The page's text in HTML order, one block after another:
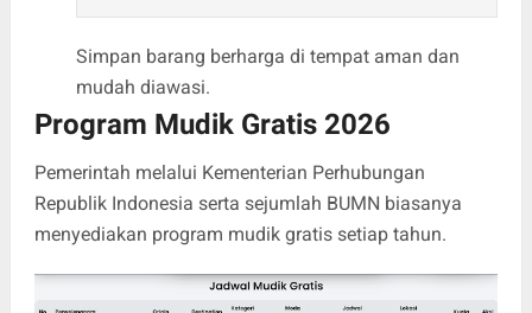
Simpan barang berharga di tempat aman dan
mudah diawasi.
Program Mudik Gratis 2026
Pemerintah melalui Kementerian Perhubungan
Republik Indonesia serta sejumlah BUMN biasanya
menyediakan program mudik gratis setiap tahun.